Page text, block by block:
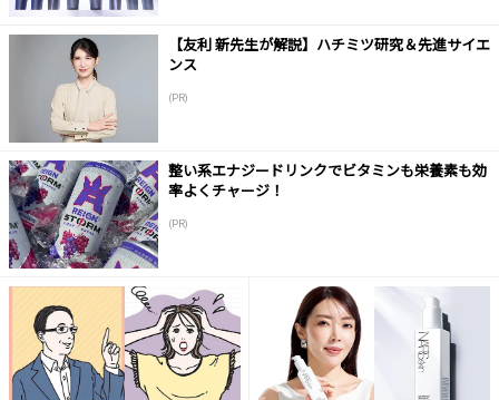
【友利 新先生が解説】ハチミツ研究＆先進サイエ
ンス
(PR)
整い系エナジードリンクでビタミンも栄養素も効
率よくチャージ！
(PR)